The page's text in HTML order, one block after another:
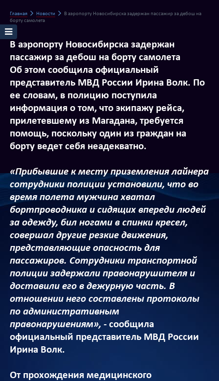
Главная Новости
В аэропорту Новосибирска задержан пассажир за дебош на
борту самолета
В аэропорту Новосибирска задержан
пассажир за дебош на борту самолета
Об этом сообщила официальный
представитель МВД России Ирина Волк. По
ее словам, в полицию поступила
информация о том, что экипажу рейса,
прилетевшему из Магадана, требуется
помощь, поскольку один из граждан на
борту ведет себя неадекватно.
«Прибывшие к месту приземления лайнера
сотрудники полиции установили, что во
время полета мужчина хватал
бортпроводника и сидящих впереди людей
за одежду, бил ногами в спинки кресел,
совершал другие резкие движения,
представляющие опасность для
пассажиров. Сотрудники транспортной
полиции задержали правонарушителя и
доставили его в дежурную часть. В
отношении него составлены протоколы
по административным
правонарушениям», - сообщила
официальный представитель МВД России
Ирина Волк.
От прохождения медицинского